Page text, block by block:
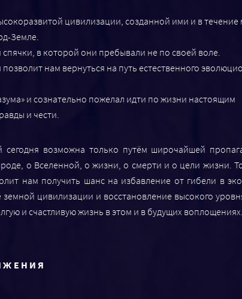
цивилизации, созданной ими и в течение
Земле.
в которой они пребывали не по своей воле.
нам вернуться на путь естественного
и сознательно пожелал идти по жизни настоящим
и чести.
возможна только путём широчайшей
о Вселенной, о жизни, о смерти и о цели жизни.
нам получить шанс на избавление от гибели в
цивилизации и восстановление высокого
и счастливую жизнь в этом и в будущих воплощениях.